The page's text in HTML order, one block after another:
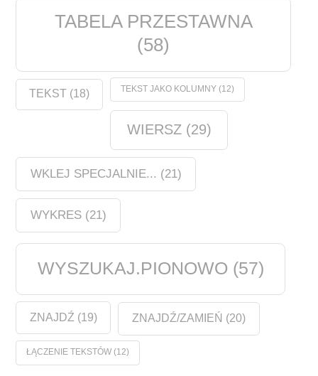
TABELA PRZESTAWNA
(58)
TEKST (18) TEKST JAKO KOLUMNY(12)
WIERSZ(29)
WKLEJ SPECJALNIE... (21)
WYKRES(21)
WYSZUKAJ.PIONOWO (57)
ZNAJDŹ (19) ZNAJDŹ/ZAMIEŃ (20)
ŁĄCZENIE TEKSTÓW (12)